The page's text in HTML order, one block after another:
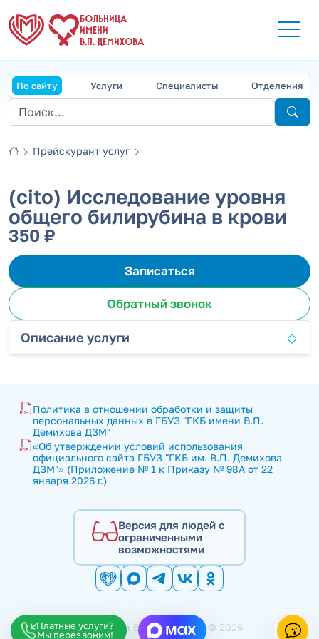
БОЛЬНИЦА
ИМЕНИ
В.П. ДЕМИХОВА
По сайту Услуги Специалисты Отделения
Прейскурант услуг
(cito) Исследование уровня
общего билирубина в крови
350 ₽
Записаться
Обратный звонок
Описание услуги
Политика в отношении обработки и защиты
персональных данных в ГБУЗ "ГКБ имени В.П.
Демихова ДЗМ"
«Об утверждении условий использования
официального сайта ГБУЗ "ГКБ им. В.П. Демихова
ДЗМ"» (Приложение № 1 к Приказу № 98А от 22
января 2026 г.)
Версия для людей с
ограниченными
возможностями
ГКБ имени В.П. Демихова © 2026
Платные услуги?
Мы перезвоним!